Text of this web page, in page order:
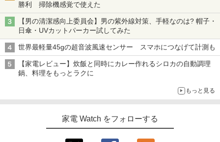
勝利 掃除機感覚で使えた
【男の清潔感向上委員会】男の紫外線対策、手軽なのは? 帽子・
日傘・UVカットパーカー試してみた
世界最軽量45gの超音波風速センサー スマホにつなげて計測も
【家電レビュー】炊飯と同時にカレー作れるシロカの自動調理
鍋、料理をもっとラクに
もっと見る
家電 Watch をフォローする